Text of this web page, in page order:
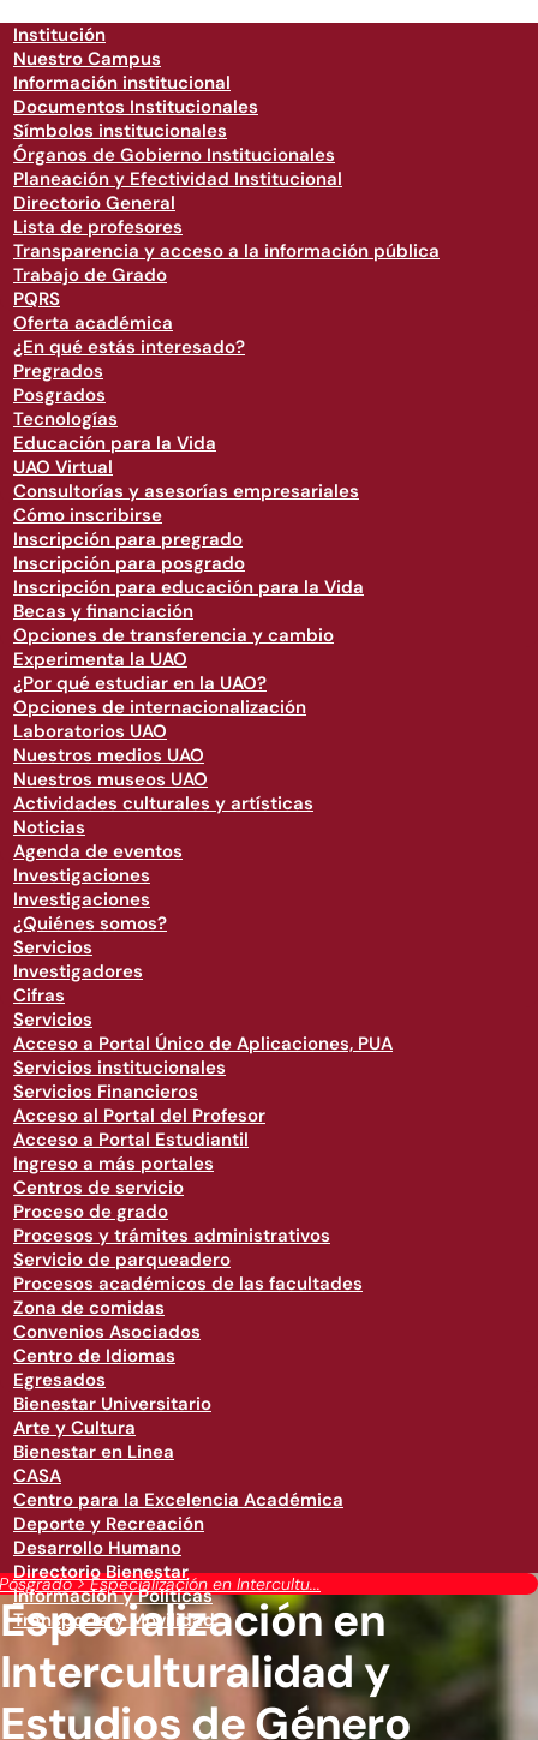
Institución
Nuestro Campus
Información institucional
Documentos Institucionales
Símbolos institucionales
Órganos de Gobierno Institucionales
Planeación y Efectividad Institucional
Directorio General
Lista de profesores
Transparencia y acceso a la información pública
Trabajo de Grado
PQRS
Oferta académica
¿En qué estás interesado?
Pregrados
Posgrados
Tecnologías
Educación para la Vida
UAO Virtual
Consultorías y asesorías empresariales
Cómo inscribirse
Inscripción para pregrado
Inscripción para posgrado
Inscripción para educación para la Vida
Becas y financiación
Opciones de transferencia y cambio
Experimenta la UAO
¿Por qué estudiar en la UAO?
Opciones de internacionalización
Laboratorios UAO
Nuestros medios UAO
Nuestros museos UAO
Actividades culturales y artísticas
Noticias
Agenda de eventos
Investigaciones
Investigaciones
¿Quiénes somos?
Servicios
Investigadores
Cifras
Servicios
Acceso a Portal Único de Aplicaciones, PUA
Servicios institucionales
Servicios Financieros
Acceso al Portal del Profesor
Acceso a Portal Estudiantil
Ingreso a más portales
Centros de servicio
Proceso de grado
Procesos y trámites administrativos
Servicio de parqueadero
Procesos académicos de las facultades
Zona de comidas
Convenios Asociados
Centro de Idiomas
Egresados
Bienestar Universitario
Arte y Cultura
Bienestar en Linea
CASA
Centro para la Excelencia Académica
Deporte y Recreación
Desarrollo Humano
Directorio Bienestar
Información y Políticas
Transporte y Movilidad
Posgrado>Especialización en Intercultu...
Especialización en
Interculturalidad y
Estudios de Género